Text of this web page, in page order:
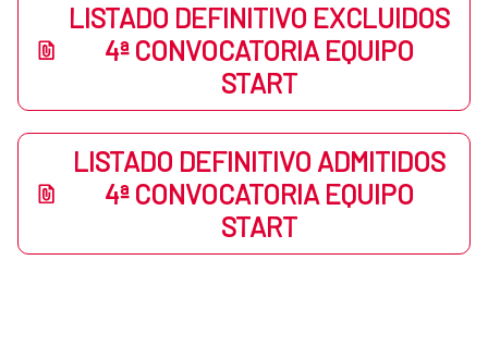
LISTADO DEFINITIVO EXCLUIDOS
4ª CONVOCATORIA EQUIPO
START
LISTADO DEFINITIVO ADMITIDOS
4ª CONVOCATORIA EQUIPO
START